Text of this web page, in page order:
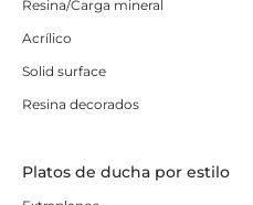
Resina/Carga mineral
Acrílico
Solid surface
Resina decorados
Platos de ducha por estilo